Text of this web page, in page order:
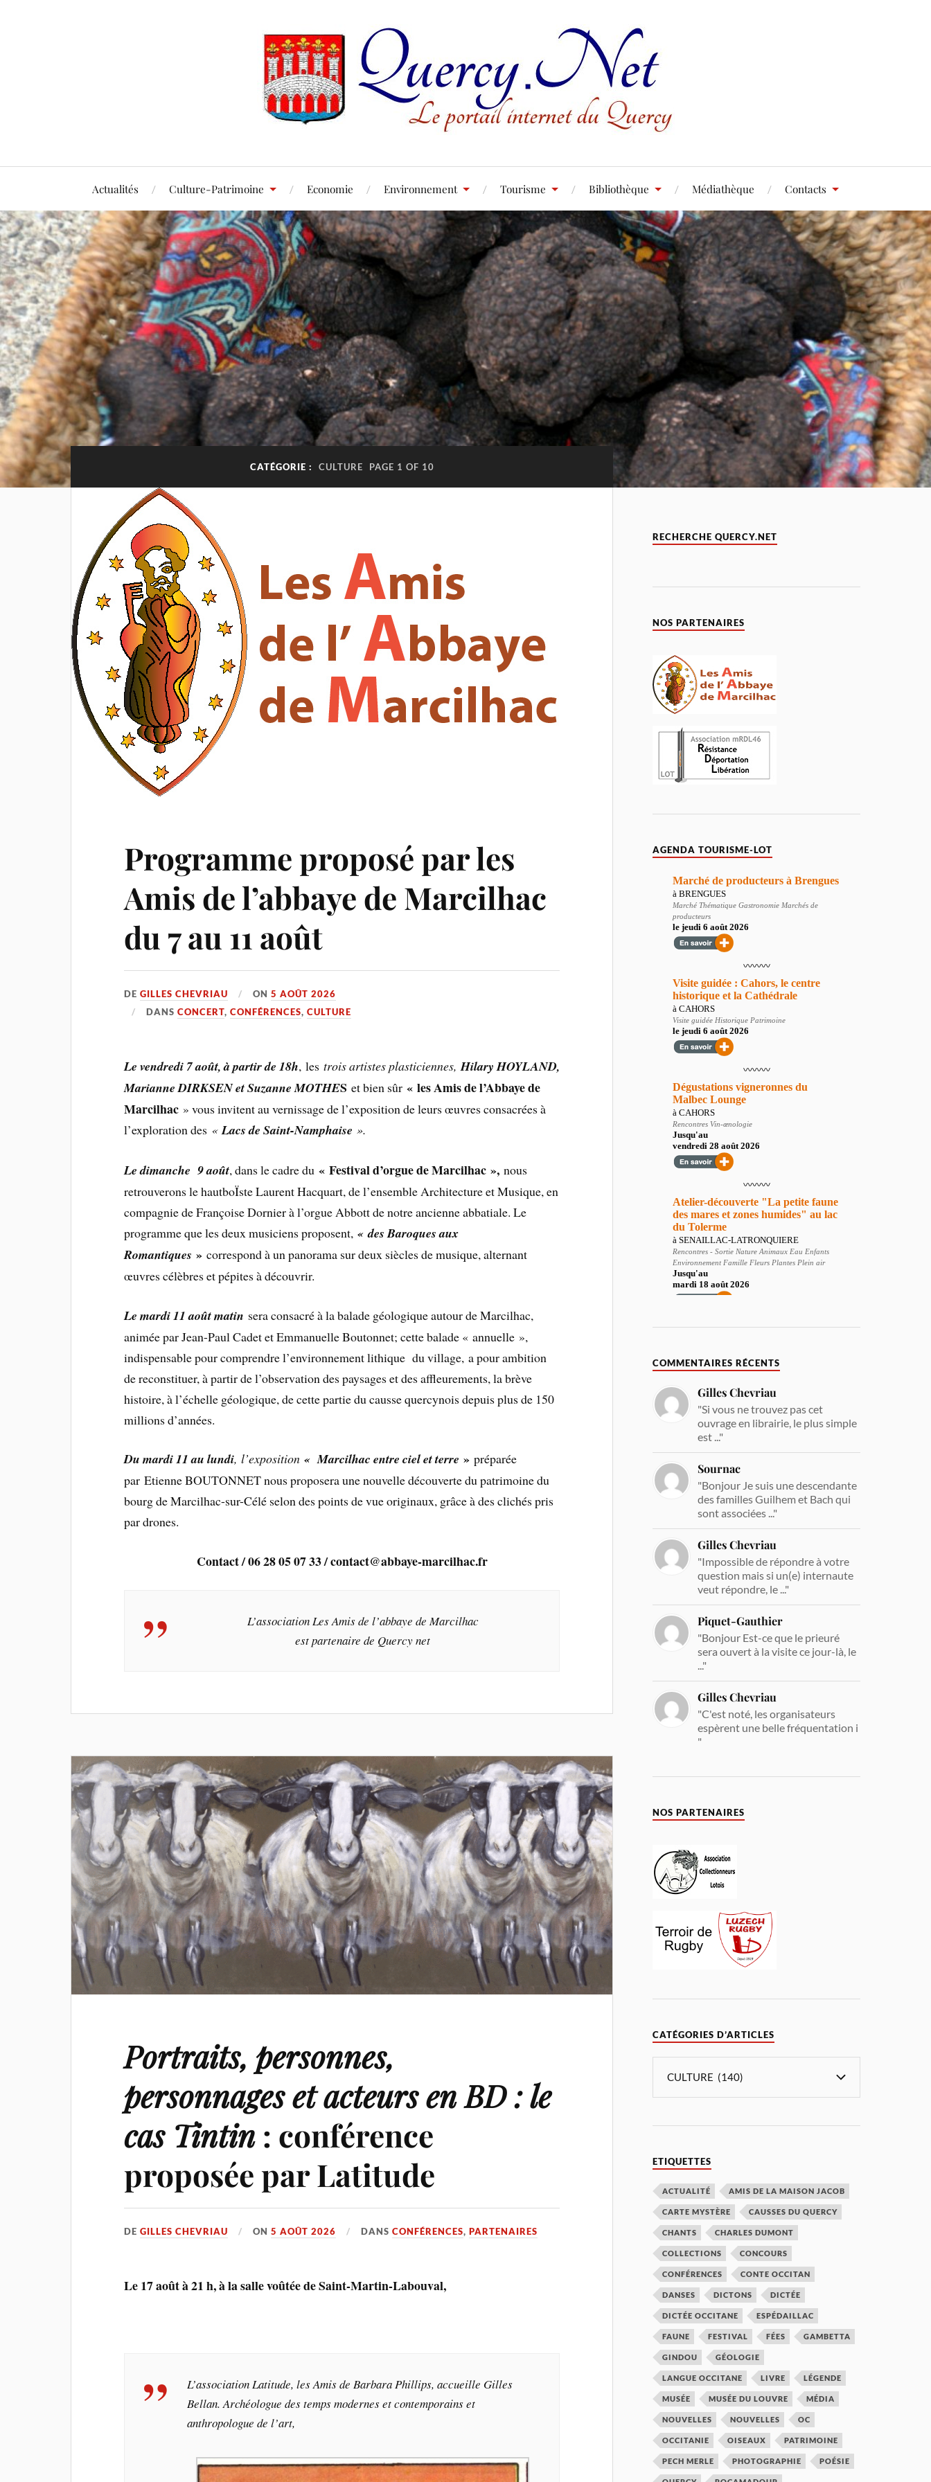
Actualités Culture-Patrimoine Economie Environnement Tourisme Bibliothèque Médiathèque Contacts
CATÉGORIE : CULTURE PAGE 1 OF 10
Programme proposé par les
Amis de l’abbaye de Marcilhac
du 7 au 11 août
DEGILLES CHEVRIAU ON5 AOÛT 2026
DANSCONCERT,CONFÉRENCES,CULTURE
Le vendredi 7 août, à partir de 18h, lestrois artistes plasticiennes,Hilary HOYLAND,
Marianne DIRKSEN et Suzanne MOTHESet bien sûr « les Amis de l’Abbaye de
Marcilhac » vous invitent au vernissage de l’exposition de leurs œuvres consacrées à
l’exploration des «Lacs de Saint-Namphaise ».
Le dimanche 9 août, dans le cadre du« Festival d’orgue de Marcilhac », nous
retrouverons le hautboÏste Laurent Hacquart, de l’ensemble Architecture et Musique, en
compagnie de Françoise Dornier à l’orgue Abbott de notre ancienne abbatiale. Le
programme que les deux musiciens proposent,« des Baroques aux
Romantiques »correspond à un panorama sur deux siècles de musique, alternant
œuvres célèbres et pépites à découvrir.
Le mardi 11 août matin sera consacré à la balade géologique autour de Marcilhac,
animée par Jean-Paul Cadet et Emmanuelle Boutonnet; cette balade « annuelle »,
indispensable pour comprendre l’environnement lithique du village, a pour ambition
de reconstituer, à partir de l’observation des paysages et des affleurements, la brève
histoire, à l’échelle géologique, de cette partie du causse quercynois depuis plus de 150
millions d’années.
Du mardi 11 au lundi, l’exposition« Marcilhac entre ciel et terre » préparée
par Etienne BOUTONNET nous proposera une nouvelle découverte du patrimoine du
bourg de Marcilhac-sur-Célé selon des points de vue originaux, grâce à des clichés pris
par drones.
Contact / 06 28 05 07 33 / contact@abbaye-marcilhac.fr
L’association Les Amis de l’abbaye de Marcilhac
est partenaire de Quercy net
Portraits, personnes,
personnages et acteurs en BD : le
cas Tintin : conférence
proposée par Latitude
DEGILLES CHEVRIAU ON5 AOÛT 2026 DANSCONFÉRENCES,PARTENAIRES
Le 17 août à 21 h, à la salle voûtée de Saint-Martin-Labouval,
L’association Latitude, les Amis de Barbara Phillips, accueille Gilles
Bellan. Archéologue des temps modernes et contemporains et
anthropologue de l’art,
RECHERCHE QUERCY.NET
NOS PARTENAIRES
AGENDA TOURISME-LOT
COMMENTAIRES RÉCENTS
Gilles Chevriau
"Si vous ne trouvez pas cet
ouvrage en librairie, le plus simple
est ..."
Sournac
"Bonjour Je suis une descendante
des familles Guilhem et Bach qui
sont associées ..."
Gilles Chevriau
"Impossible de répondre à votre
question mais si un(e) internaute
veut répondre, le ..."
Piquet-Gauthier
"Bonjour Est-ce que le prieuré
sera ouvert à la visite ce jour-là, le
..."
Gilles Chevriau
"C'est noté, les organisateurs
espèrent une belle fréquentation i
"
NOS PARTENAIRES
CATÉGORIES D’ARTICLES
ETIQUETTES
ACTUALITÉ AMIS DE LA MAISON JACOB
CARTE MYSTÈRE CAUSSES DU QUERCY
CHANTS CHARLES DUMONT
COLLECTIONS CONCOURS
CONFÉRENCES CONTE OCCITAN
DANSES DICTONS DICTÉE
DICTÉE OCCITANE ESPÉDAILLAC
FAUNE FESTIVAL FÉES GAMBETTA
GINDOU GÉOLOGIE
LANGUE OCCITANE LIVRE LÉGENDE
MUSÉE MUSÉE DU LOUVRE MÉDIA
NOUVELLES NOUVELLES OC
OCCITANIE OISEAUX PATRIMOINE
PECH MERLE PHOTOGRAPHIE POÉSIE